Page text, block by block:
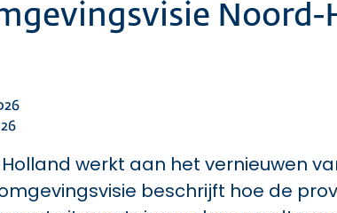
Noord-
werkt aan het vernieuwen
beschrijft hoe de